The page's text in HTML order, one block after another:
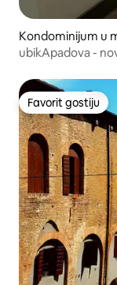
Kondominijum u
ubikApadova -
Favorit gostiju
Favorit gostiju